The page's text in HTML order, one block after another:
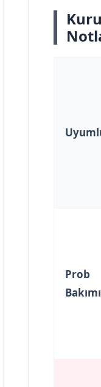
Prob
Bakımı